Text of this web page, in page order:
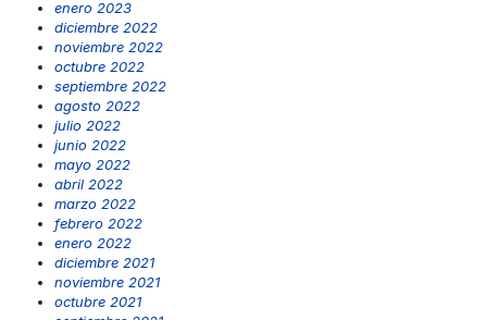
enero 2023
diciembre 2022
noviembre 2022
octubre 2022
septiembre 2022
agosto 2022
julio 2022
junio 2022
mayo 2022
abril 2022
marzo 2022
febrero 2022
enero 2022
diciembre 2021
noviembre 2021
octubre 2021